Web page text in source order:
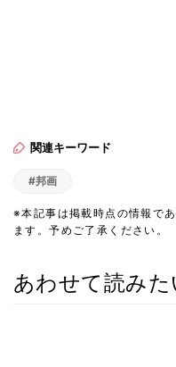
関連キーワード
#邦画
※本記事は掲載時点の情報で
ます。予めご了承ください。
あわせて読みた